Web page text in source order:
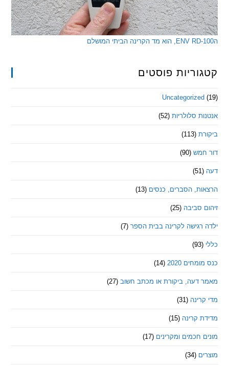
פוסטים
סלולריות (52)
(90)
הסברים, כנסים (13)
סביבה (25)
לקרינה בבית הספר (7)
2020
(14)
ביקורת או מכתב חשוב (27)
(31)
קרינה (15)
חכמים ומקרינים (17)